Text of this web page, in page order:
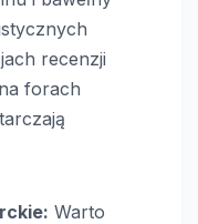
recenzji
forach
Warto